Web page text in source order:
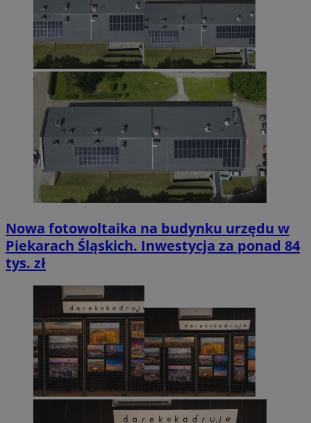
Nowa fotowoltaika na budynku urzędu w
Piekarach Śląskich. Inwestycja za ponad 84
tys. zł